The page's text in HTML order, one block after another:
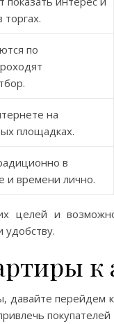
торгах.
по
на
площадках.
в
и времени лично.
целей и
удобству.
к
перейдем